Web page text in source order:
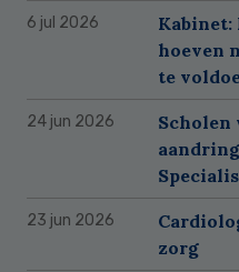
6 jul 2026
Kabinet:
hoeven
te
24 jun 2026
Scholen
23 jun 2026
zorg